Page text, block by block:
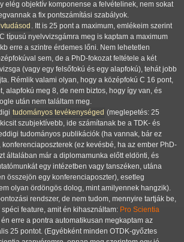
elég objektív komponense a felvételinek, nem sokat
a fix pontszámítási szabályok.
. Itt is 25 pont a maximum, emlékeim szerint
típusú nyelvvizsgámra meg is kaptam a maximum
erre a szintre érdemes lőni. Nem lehetetlen
sem, de a PhD-fokozat feltétele a két
(vagy egy felsőfokú és egy alapfokú), tehát jobb
Rémlik valami olyan, hogy a középfokú C 16 pont,
alapfokú meg 8, de nem biztos, hogy így van, és
után nem találtam meg.
tudományos tevékenységed (meglepetés: 25
szubjektívebb, ide számítanak be a TDK- és
tudományos publikációk (ha vannak, bár ez
konferenciaposzterek (ez kevésbé, ha az ember PhD-
általában már a diplomamunka előtt eldönti, és
egy intézetben vagy tanszéken, utána
összejön egy konferenciaposzter), esetleg
olyan ördöngös dolog, mint amilyennek hangzik).
rendszer, de nem tudom, mennyire tartják be,
feature, amit én kihasználtam: Pro Scientia
erre a pontra automatikusan megkaptam az
25 pontot. (Egyébként minden OTDK-győztes